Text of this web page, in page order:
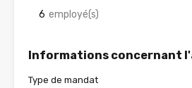
6 employé(s)
Informations concernant
Type de mandat